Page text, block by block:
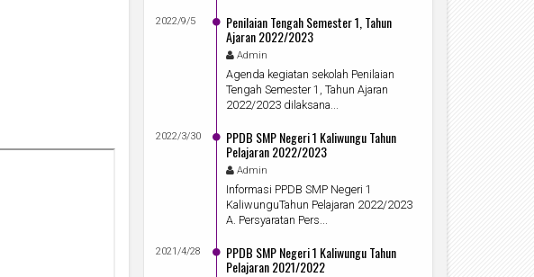
Penilaian Tengah Semester 1, Tahun
Ajaran 2022/2023
Admin
2022/9/5
Agenda kegiatan sekolah Penilaian
Tengah Semester 1, Tahun Ajaran
2022/2023 dilaksana...
PPDB SMP Negeri 1 Kaliwungu Tahun
Pelajaran 2022/2023
Admin
2022/3/30
Informasi PPDB SMP Negeri 1
KaliwunguTahun Pelajaran 2022/2023
A. Persyaratan Pers...
PPDB SMP Negeri 1 Kaliwungu Tahun
Pelajaran 2021/2022
2021/4/28